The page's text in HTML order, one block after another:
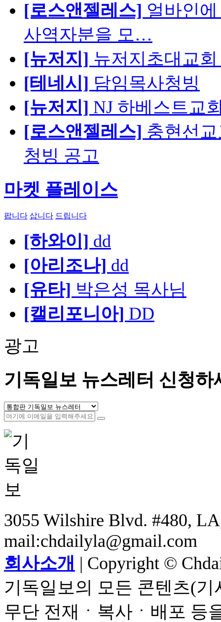
[로스앤젤레스] 얼바인
사역자분을 모…
[뉴저지] 뉴저지초대교
[테네시] 담임목사청빙
[뉴저지] NJ 하베스트교
[로스앤젤레스] 충현선
청빙 공고
마켓 플레이스
팝니다 삽니다 드립니다
[하와이] dd
[아리조나] dd
[유타] 박은성 목사님
[캘리포니아] DD
광고
기독일보 뉴스레터 신청하
3055 Wilshire Blvd. #480,
mail:chdailyla@gmail.com
회사소개 | Copyright ©
기독일보의 모든 콘텐츠(
무단 전재ㆍ복사ㆍ배포 등